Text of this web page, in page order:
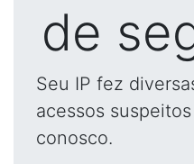
de
Seu IP fez
acessos
conosco.